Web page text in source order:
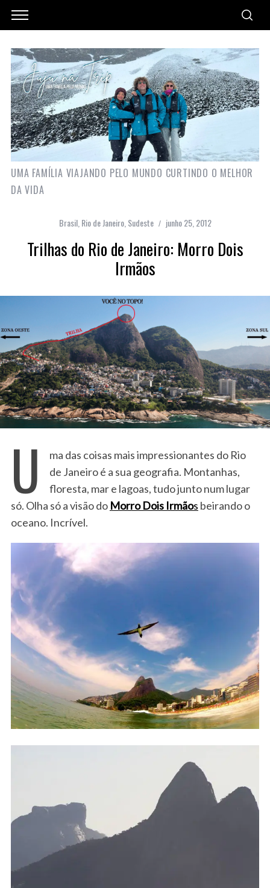
UMA FAMÍLIA VIAJANDO PELO MUNDO CURTINDO O MELHOR
DA VIDA
Brasil,Rio de Janeiro,Sudeste junho 25, 2012
Trilhas do Rio de Janeiro: Morro Dois
Irmãos
U
ma das coisas mais impressionantes do Rio
de Janeiro é a sua geografia. Montanhas,
floresta, mar e lagoas, tudo junto num lugar
só. Olha só a visão do Morro Dois Irmãos beirando o
oceano. Incrível.